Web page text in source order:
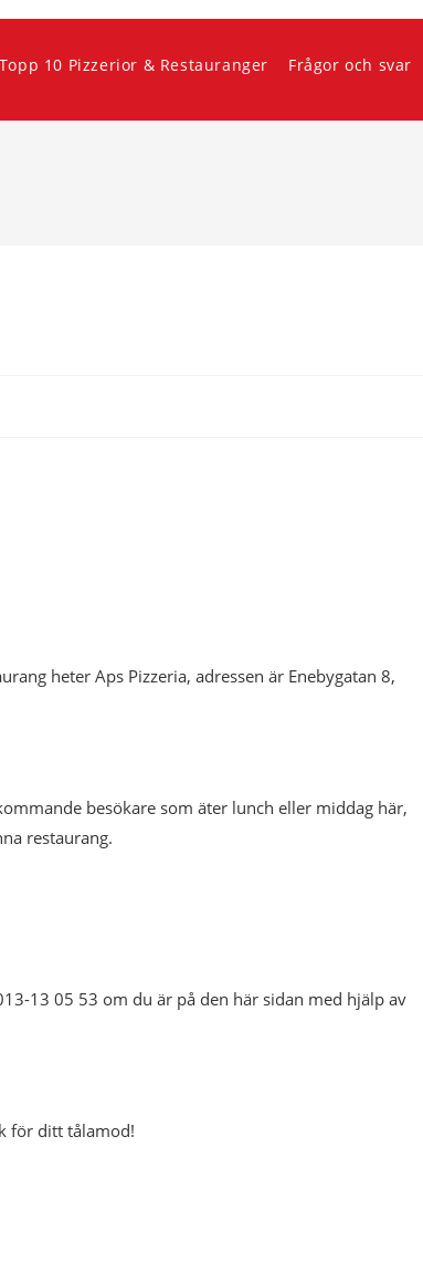
Topp 10 Pizzerior & Restauranger Frågor och svar
heter Aps Pizzeria, adressen är Enebygatan 8,
besökare som äter lunch eller middag här,
restaurang.
13 05 53 om du är på den här sidan med hjälp av
för ditt tålamod!